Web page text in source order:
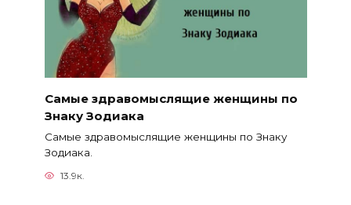
Самые здравомыслящие женщины по
Знаку Зодиака
Самые здравомыслящие женщины по Знаку
Зодиака.
13.9к.